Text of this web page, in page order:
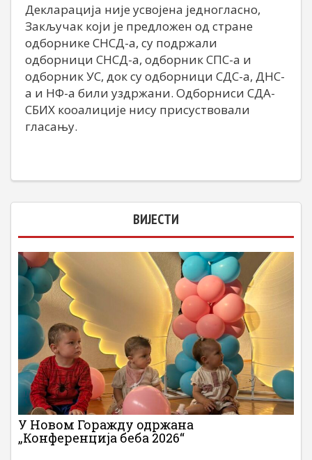
Декларација није усвојена једногласно,
Закључак који је предложен од стране
одборнике СНСД-а, су подржали
одборници СНСД-а, одборник СПС-а и
одборник УС, док су одборници СДС-а, ДНС-
а и НФ-а били уздржани. Одборниси СДА-
СБИХ кооалиције нису присуствовали
гласању.
ВИЈЕСТИ
У Новом Горажду одржана
„Конференција беба 2026“